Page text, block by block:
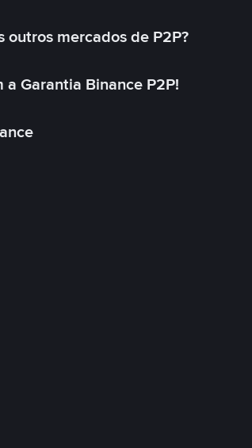
outros mercados de P2P?
Garantia Binance P2P!